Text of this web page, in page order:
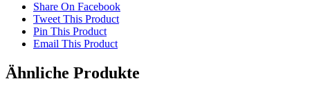
Share On Facebook
Tweet This Product
Pin This Product
Email This Product
Ähnliche Produkte